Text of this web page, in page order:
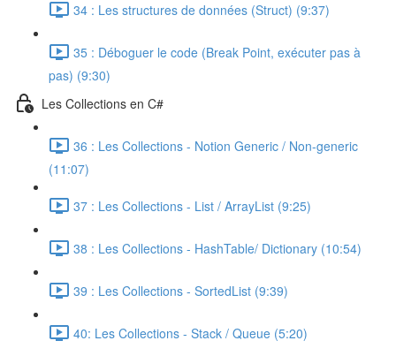
34 : Les structures de données (Struct) (9:37)
35 : Déboguer le code (Break Point, exécuter pas à
pas) (9:30)
Les Collections en C#
36 : Les Collections - Notion Generic / Non-generic
(11:07)
37 : Les Collections - List / ArrayList (9:25)
38 : Les Collections - HashTable/ Dictionary (10:54)
39 : Les Collections - SortedList (9:39)
40: Les Collections - Stack / Queue (5:20)